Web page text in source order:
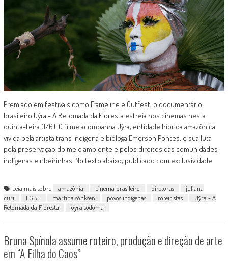
Premiado em festivais como Frameline e Outfest, o documentário
brasileiro Uýra - A Retomada da Floresta estreia nos cinemas nesta
quinta-feira (1/6). O filme acompanha Uýra, entidade híbrida amazônica
vivida pela artista trans indígena e bióloga Emerson Pontes, e sua luta
pela preservação do meio ambiente e pelos direitos das comunidades
indígenas e ribeirinhas. No texto abaixo, publicado com exclusividade
Leia mais sobre amazônia cinema brasileiro diretoras
juliana
curi
LGBT martina sönksen povos indígenas roteiristas
Uýra - A
Retomada da Floresta
uýra sodoma
Bruna Spínola assume roteiro, produção e direção de arte
em “A Filha do Caos”